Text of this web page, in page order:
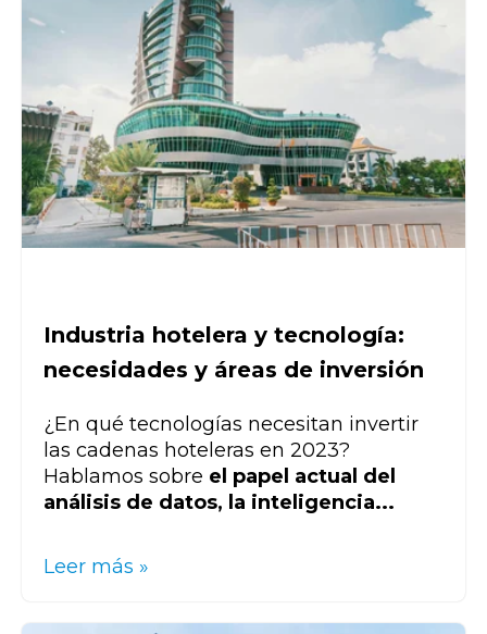
Industria hotelera y tecnología:
necesidades y áreas de inversión
¿En qué tecnologías necesitan invertir
las cadenas hoteleras en 2023?
Hablamos sobre el papel actual del
análisis de datos, la inteligencia...
Leer más »